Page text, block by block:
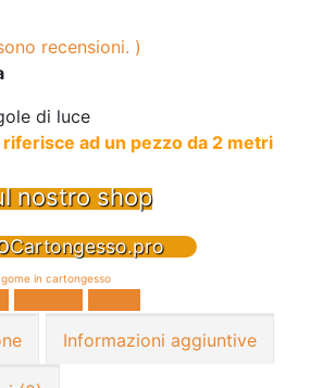
recensioni. )
di luce
ad un pezzo da 2 metri
nostro shop
Cartongesso.pro
in cartongesso
Informazioni aggiuntive